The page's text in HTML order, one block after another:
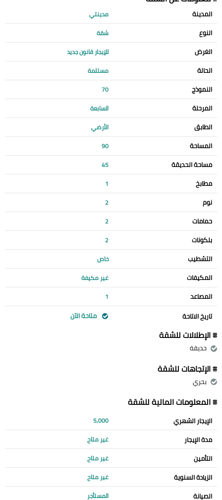
المدينة مدينتي
النوع شقة
الغرض للإيجار قانون جديد
الحالة مستلمة
النموذج 70
المرحلة السابعة
الطابق الأرضي
المساحة 90
مساحة الحديقة 45
مطابخ 1
نوم 2
حمامات 2
بلكونات 2
التشطيب خاص
المكيفات غير مكيفة
المصاعد 1
تاريخ الاتاحة متاحة الآن
# الإطلالات للشقة
حديقة
# الإتجاهات للشقة
بحري
# المعلومات المالية للشقة
الإيجار الشهري 5,000
مدة الإيجار غير متاح
التأمين غير متاح
الزيادة السنوية غير متاح
الصيانة المستأجر